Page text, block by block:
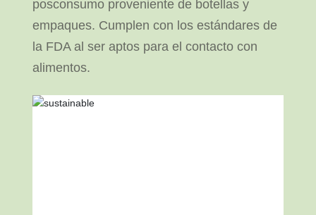
posconsumo proveniente de botellas y
empaques. Cumplen con los estándares de
la FDA al ser aptos para el contacto con
alimentos.